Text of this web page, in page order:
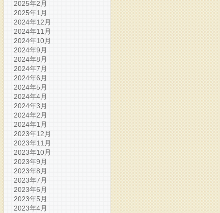
2025年2月
2025年1月
2024年12月
2024年11月
2024年10月
2024年9月
2024年8月
2024年7月
2024年6月
2024年5月
2024年4月
2024年3月
2024年2月
2024年1月
2023年12月
2023年11月
2023年10月
2023年9月
2023年8月
2023年7月
2023年6月
2023年5月
2023年4月